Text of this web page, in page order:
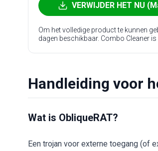
VERWIJDER HET NU
Om het volledige product te kunnen
dagen beschikbaar. Combo Cleaner
Handleiding voor
Wat is ObliqueRAT?
Een trojan voor externe toegang (of